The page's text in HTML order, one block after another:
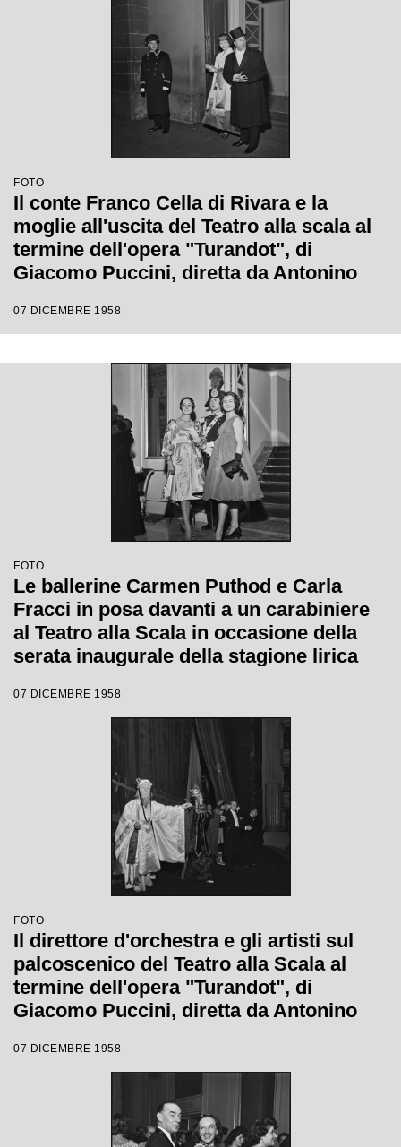
FOTO
Il conte Franco Cella di Rivara e la
moglie all'uscita del Teatro alla scala al
termine dell'opera "Turandot", di
Giacomo Puccini, diretta da Antonino
Wallmann, che inaugura la stagione
07 DICEMBRE 1958
FOTO
Le ballerine Carmen Puthod e Carla
Fracci in posa davanti a un carabiniere
al Teatro alla Scala in occasione della
serata inaugurale della stagione lirica
Giacomo Puccini, diretta da Antonino
Votto con la regia di Margherita
07 DICEMBRE 1958
FOTO
Il direttore d'orchestra e gli artisti sul
palcoscenico del Teatro alla Scala al
termine dell'opera "Turandot", di
Giacomo Puccini, diretta da Antonino
Wallmann, che inaugura la stagione
lirica 1958-1959
07 DICEMBRE 1958